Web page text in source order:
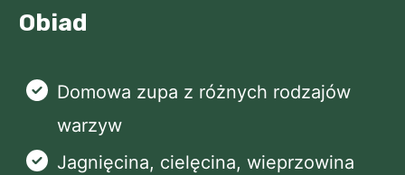
Obiad
Domowa zupa z różnych rodzajów
warzyw
Jagnięcina, cielęcina, wieprzowina